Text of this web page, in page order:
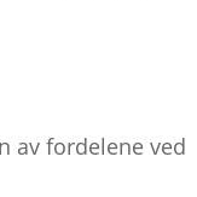
av fordelene ved